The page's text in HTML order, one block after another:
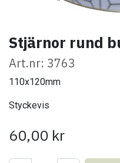
Stjärnor rund
Art.nr: 3763
110x120mm
Styckevis
60,00 kr